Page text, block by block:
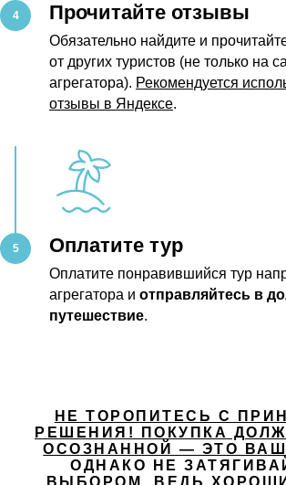
Прочитайте отзывы
Обязательно найдите и
от других туристов (не только на
агрегатора). Рекомендуется
отзывы в Яндексе.
Оплатите тур
Оплатите понравившийся тур
агрегатора и отправляйтесь в
путешествие.
НЕ ТОРОПИТЕСЬ С
РЕШЕНИЯ! ПОКУПКА
ОСОЗНАННОЙ — ЭТО
ОДНАКО НЕ